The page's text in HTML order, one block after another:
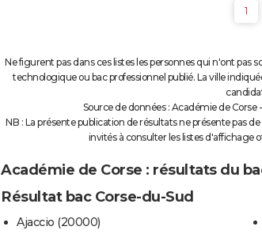
1
Ne figurent pas dans ces listes les personnes qui n'ont pas
technologique ou bac professionnel publié. La ville
Source de données : Académie de
NB : La présente publication de résultats ne présente pas
invités à consulter les listes d'affichage
Académie de Corse : résultats du
Résultat bac Corse-du-Sud
Ajaccio (20000)